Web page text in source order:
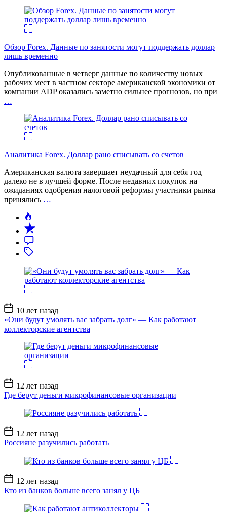
Обзор Forex. Данные по занятости могут поддержать доллар
лишь временно
Опубликованные в четверг данные по количеству новых
рабочих мест в частном секторе американской экономики от
компании ADP оказались заметно сильнее прогнозов, но при
…
Аналитика Forex. Доллар рано списывать со счетов
Американская валюта завершает неудачный для себя год
далеко не в лучшей форме. После недавних покупок на
ожиданиях одобрения налоговой реформы участники рынка
принялись …
Дата
записи
10 лет назад
«Они будут умолять вас забрать долг» — Как работают
коллекторские агентства
Дата
записи
12 лет назад
Где берут деньги микрофинансовые организации
Дата
записи
12 лет назад
Россияне разучились работать
Дата
записи
12 лет назад
Кто из банков больше всего занял у ЦБ